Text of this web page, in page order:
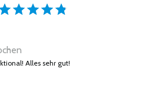
Alles sehr gut!